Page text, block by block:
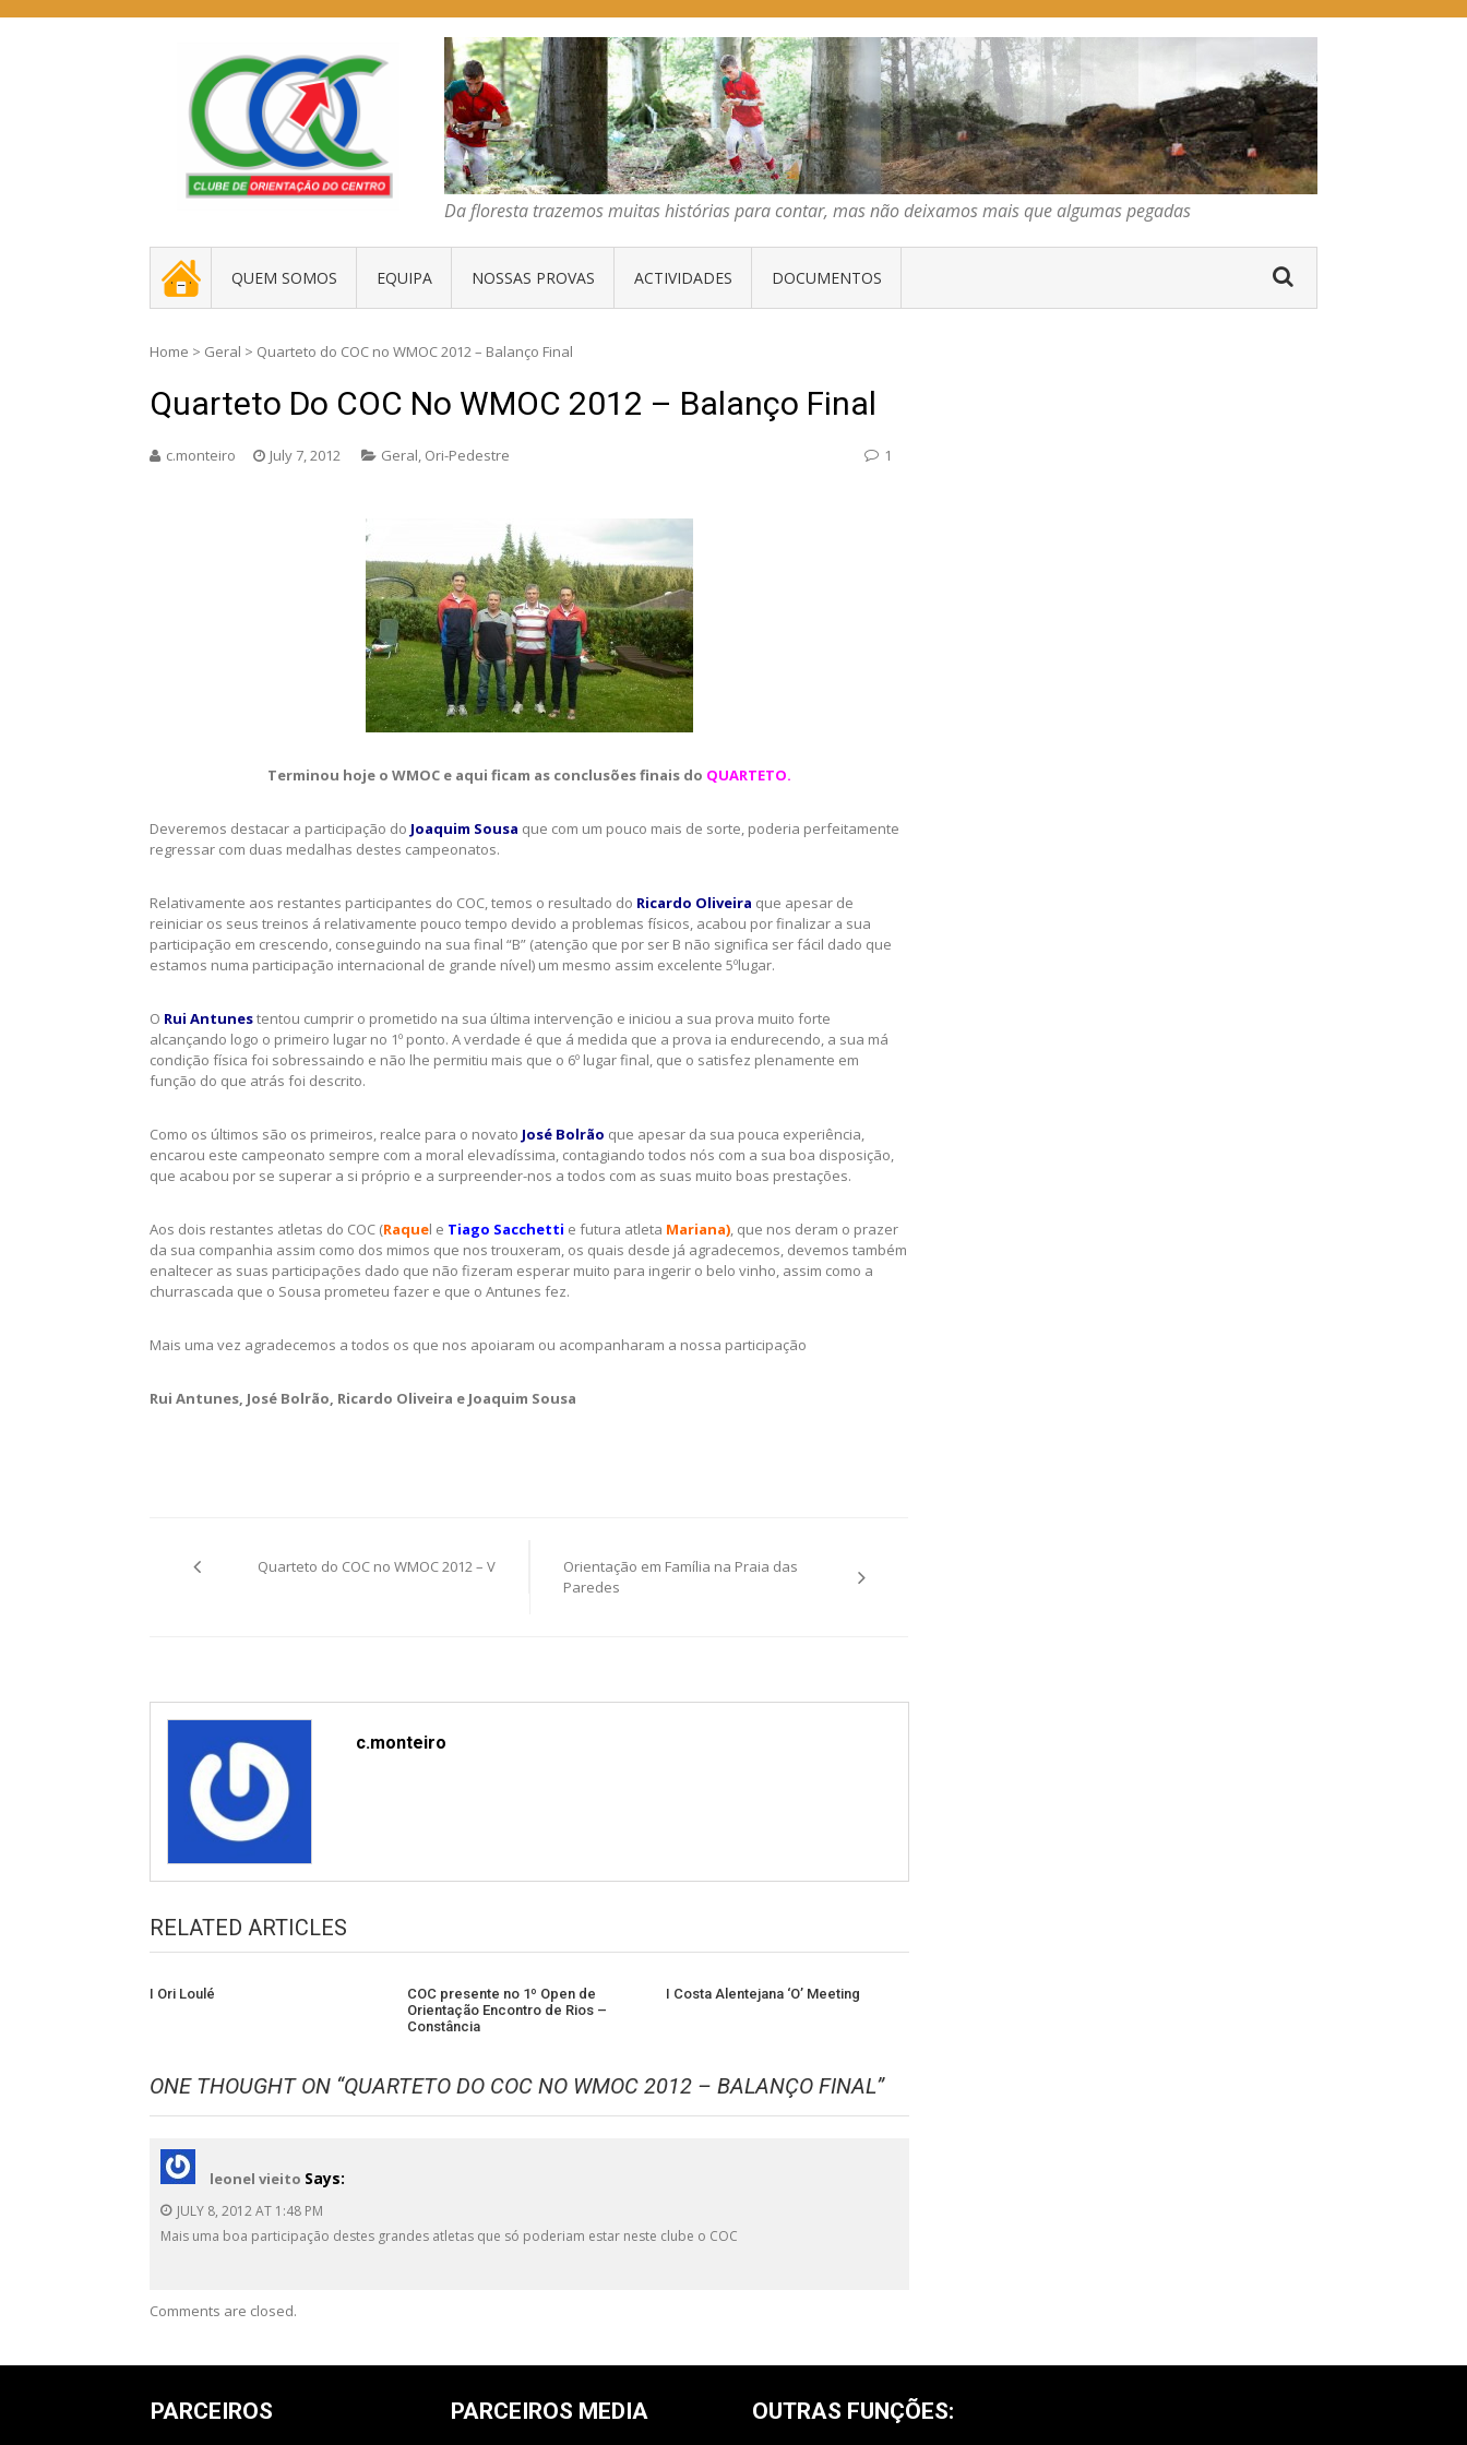
COC – CLUBE DE ORIENTAÇÃO DO CENTRO
Da floresta trazemos muitas histórias para contar, mas não deixamos mais que algumas pegadas
Da floresta trazemos muitas histórias para contar, mas não deixamos mais que algumas pegadas
. _ . QUEM SOMOS EQUIPA NOSSAS PROVAS ACTIVIDADES DOCUMENTOS
Home > Geral > Quarteto do COC no WMOC 2012 – Balanço Final
Quarteto Do COC No WMOC 2012 – Balanço Final
c.monteiro July 7, 2012 Geral, Ori-Pedestre 1
Terminou hoje o WMOC e aqui ficam as conclusões finais do QUARTETO.
Deveremos destacar a participação do Joaquim Sousa que com um pouco mais de sorte, poderia perfeitamente
regressar com duas medalhas destes campeonatos.
Relativamente aos restantes participantes do COC, temos o resultado do Ricardo Oliveira que apesar de
reiniciar os seus treinos á relativamente pouco tempo devido a problemas físicos, acabou por finalizar a sua
participação em crescendo, conseguindo na sua final “B” (atenção que por ser B não significa ser fácil dado que
estamos numa participação internacional de grande nível) um mesmo assim excelente 5ºlugar.
O Rui Antunestentou cumprir o prometido na sua última intervenção e iniciou a sua prova muito forte
alcançando logo o primeiro lugar no 1º ponto. A verdade é que á medida que a prova ia endurecendo, a sua má
condição física foi sobressaindo e não lhe permitiu mais que o 6º lugar final, que o satisfez plenamente em
função do que atrás foi descrito.
Como os últimos são os primeiros, realce para o novato José Bolrão que apesar da sua pouca experiência,
encarou este campeonato sempre com a moral elevadíssima, contagiando todos nós com a sua boa disposição,
que acabou por se superar a si próprio e a surpreender-nos a todos com as suas muito boas prestações.
Aos dois restantes atletas do COC (Raquel e Tiago Sacchetti e futura atleta Mariana), que nos deram o prazer
da sua companhia assim como dos mimos que nos trouxeram, os quais desde já agradecemos, devemos também
enaltecer as suas participações dado que não fizeram esperar muito para ingerir o belo vinho, assim como a
churrascada que o Sousa prometeu fazer e que o Antunes fez.
Mais uma vez agradecemos a todos os que nos apoiaram ou acompanharam a nossa participação
Rui Antunes, José Bolrão, Ricardo Oliveira e Joaquim Sousa
navigation
Quarteto do COC no WMOC 2012 – V
Orientação em Família na Praia das
Paredes
c.monteiro
RELATED ARTICLES
I Ori Loulé
COC presente no 1º Open de
Orientação Encontro de Rios –
Constância
I Costa Alentejana ‘O’ Meeting
ONE THOUGHT ON “QUARTETO DO COC NO WMOC 2012 – BALANÇO FINAL”
leonel vieito Says:
JULY 8, 2012 AT 1:48 PM
Mais uma boa participação destes grandes atletas que só poderiam estar neste clube o COC
Comments are closed.
PARCEIROS PARCEIROS MEDIA OUTRAS FUNÇÕES: